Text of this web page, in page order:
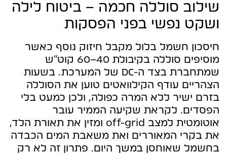
שילוב סוללה חכמה – ביטוח לילה
ושקט נפשי בפני הפסקות
חיסכון חשמל בלול מקבל חיזוק נוסף כאשר
מוסיפים סוללה בקיבולת 40–60 קוט״ש
שמתחברת בצד ה-DC של המערכת. בשעות
הצהריים עודף הקילוואטים טוען את הסוללה
בזרם ישיר ללא המרה כפולה, ולכן כמעט בלי
הפסדים. לקראת שקיעה הממיר עובר
אוטומטית למצב off-grid ומזין את תאורת הלד,
את בקרי המאוררים ואת משאבת המים הכבדה
בחשמל שאוחסן במשך היום. פתרון זה לא רק